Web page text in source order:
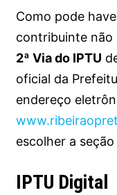
Como pode
contribuinte não
2ª Via do IPTU
oficial da
endereço
escolher a
IPTU Digital